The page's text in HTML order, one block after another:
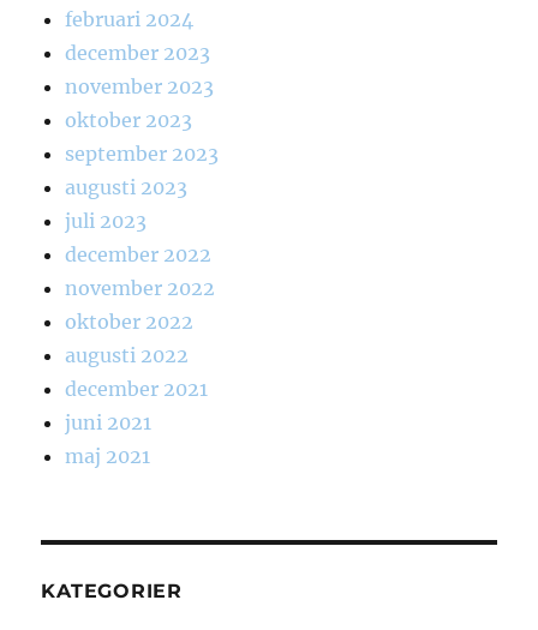
februari 2024
december 2023
november 2023
oktober 2023
september 2023
augusti 2023
juli 2023
december 2022
november 2022
oktober 2022
augusti 2022
december 2021
juni 2021
maj 2021
KATEGORIER